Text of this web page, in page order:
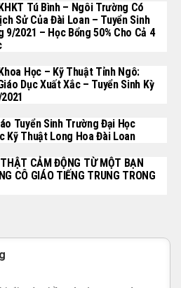
Tú Bình – Ngôi Trường Có
Sử Của Đài Loan – Tuyển Sinh
9/2021 – Học Bổng 50% Cho Cả 4
Học – Kỹ Thuật Tỉnh Ngô:
Dục Xuất Xắc – Tuyển Sinh Kỳ
Tuyển Sinh Trường Đại Học
Kỹ Thuật Long Hoa Đài Loan
CẢM ĐỘNG TỪ MỘT BẠN
CÔ GIÁO TIẾNG TRUNG TRONG